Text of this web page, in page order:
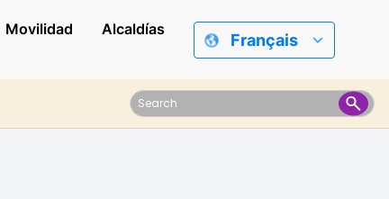
Movilidad Alcaldías
Français